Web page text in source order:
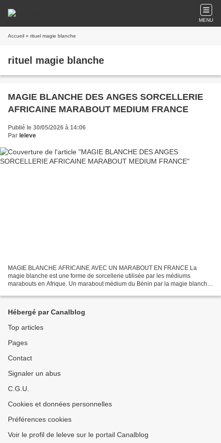
MENU
Accueil » rituel magie blanche
rituel magie blanche
MAGIE BLANCHE DES ANGES SORCELLERIE
AFRICAINE MARABOUT MEDIUM FRANCE
Publié le 30/05/2026 à 14:06
Par leleve
MAGIE BLANCHE AFRICAINE AVEC UN MARABOUT EN FRANCE La
magie blanche est une forme de sorcellerie utilisée par les médiums
marabouts en Afrique. Un marabout médium du Bénin par la magie blanche
Hébergé par Canalblog
Top articles
Pages
Contact
Signaler un abus
C.G.U.
Cookies et données personnelles
Préférences cookies
Voir le profil de leleve sur le portail Canalblog